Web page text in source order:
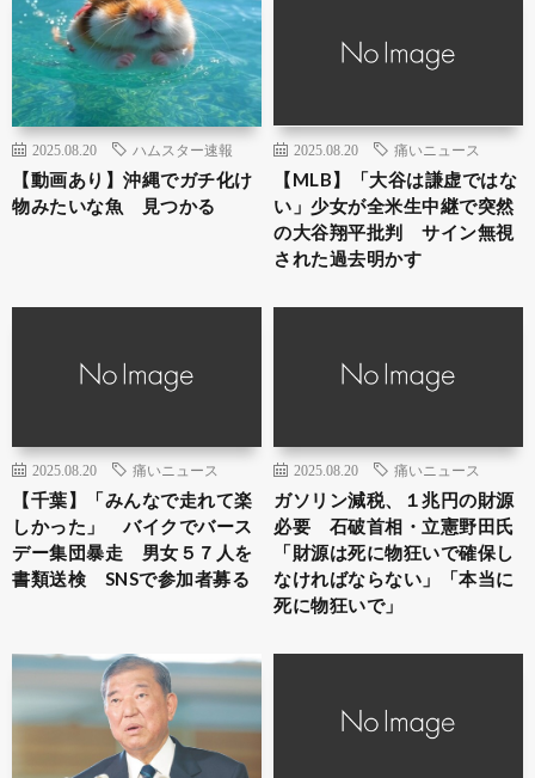
2025.08.20 ハムスター速報
【動画あり】沖縄でガチ化け
物みたいな魚 見つかる
2025.08.20 痛いニュース
【MLB】「大谷は謙虚ではな
い」少女が全米生中継で突然
の大谷翔平批判 サイン無視
された過去明かす
2025.08.20 痛いニュース
【千葉】「みんなで走れて楽
しかった」 バイクでバース
デー集団暴走 男女５７人を
書類送検 SNSで参加者募る
2025.08.20 痛いニュース
ガソリン減税、１兆円の財源
必要 石破首相・立憲野田氏
「財源は死に物狂いで確保し
なければならない」「本当に
死に物狂いで」